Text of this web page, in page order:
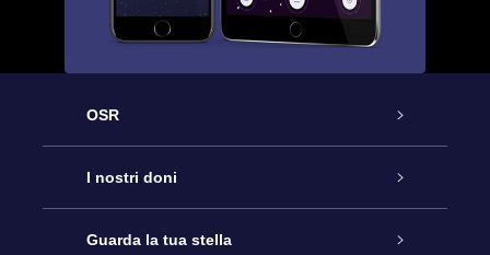
OSR
Assistenza
Contattaci
I nostri doni
Online Star Gift
Guarda la tua stella